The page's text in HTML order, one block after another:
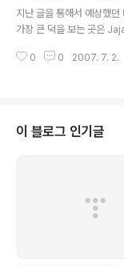
그동안 Truphone은 WiFi
기능은 이동통신사에서 제
지난 글을 통해서 예상했
가장 큰 덕을 보는 곳은
bile.jajah.com)에 접속한
하고 있는데.. "The
min..
0 0 2007. 7. 2.
이 블로그 인기글